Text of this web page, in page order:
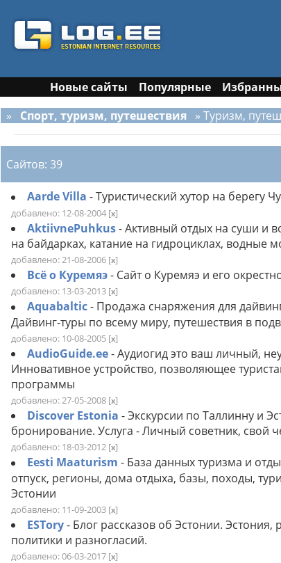
Новые сайты Популярные
»
Спорт, туризм, путешествия » Туризм,
Сайтов: 39
Aarde Villa - Туристический хутор на берегу
добавлено: 12-08-2004 [x]
AktiivnePuhkus- Активный отдых на суши и
на байдарках, катание на гидроциклах, водные
добавлено: 21-08-2006 [x]
Всё о Куремяэ- Сайт о Куремяэ и его
добавлено: 13-03-2013 [x]
Aquabaltic- Продажа снаряжения для
Дайвинг-туры по всему миру, путешествия в
добавлено: 10-08-2005 [x]
AudioGuide.ee- Аудиогид это ваш личный,
Инновативное устройство, позволяющее
программы
добавлено: 27-05-2008 [x]
Discover Estonia - Экскурсии по Таллинну и
бронирование. Услуга - Личный советник, свой
добавлено: 18-03-2012 [x]
Eesti Maaturism - База данных туризма и
отпуск, регионы, дома отдыха, базы, походы,
Эстонии
добавлено: 11-09-2003 [x]
ESTory- Блог рассказов об Эстонии.
политики и разногласий.
добавлено: 06-03-2017 [x]